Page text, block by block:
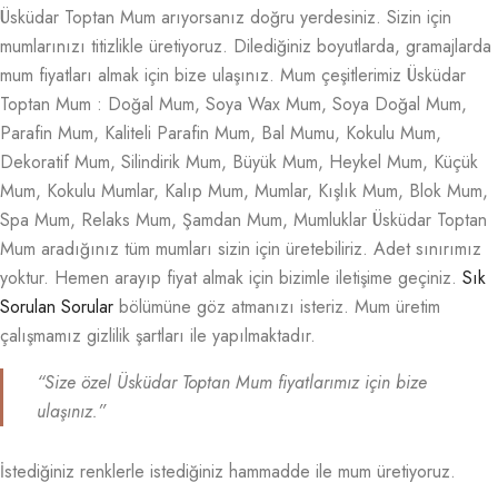
Üsküdar Toptan Mum arıyorsanız doğru yerdesiniz. Sizin için
mumlarınızı titizlikle üretiyoruz. Dilediğiniz boyutlarda, gramajlarda
mum fiyatları almak için bize ulaşınız. Mum çeşitlerimiz Üsküdar
Toptan Mum : Doğal Mum, Soya Wax Mum, Soya Doğal Mum,
Parafin Mum, Kaliteli Parafin Mum, Bal Mumu, Kokulu Mum,
Dekoratif Mum, Silindirik Mum, Büyük Mum, Heykel Mum, Küçük
Mum, Kokulu Mumlar, Kalıp Mum, Mumlar, Kışlık Mum, Blok Mum,
Spa Mum, Relaks Mum, Şamdan Mum, Mumluklar Üsküdar Toptan
Mum aradığınız tüm mumları sizin için üretebiliriz. Adet sınırımız
yoktur. Hemen arayıp fiyat almak için bizimle iletişime geçiniz. Sık
Sorulan Sorular bölümüne göz atmanızı isteriz. Mum üretim
çalışmamız gizlilik şartları ile yapılmaktadır.
“Size özel Üsküdar Toptan Mum fiyatlarımız için bize
ulaşınız.”
İstediğiniz renklerle istediğiniz hammadde ile mum üretiyoruz.